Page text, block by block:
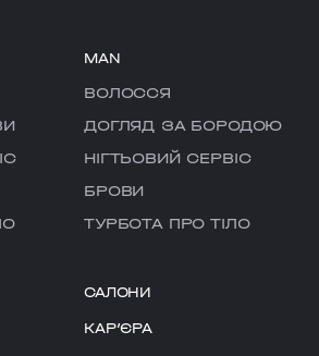
MAN
ВОЛОССЯ
ДОГЛЯД ЗА БОРОДОЮ
НІГТЬОВИЙ СЕРВІС
БРОВИ
ТУРБОТА ПРО ТІЛО
САЛОНИ
КАРʼЄРА